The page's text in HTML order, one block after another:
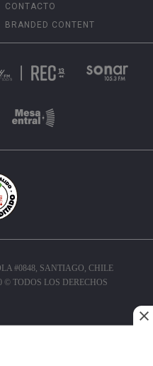
CONTACTO
BRANDED CONTENT
#0848, SANTIAGO, CHILE
© TODOS LOS DERECHOS